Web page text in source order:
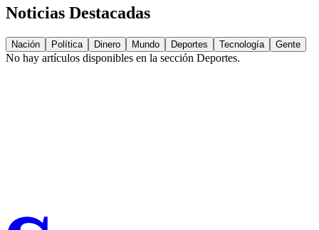
Noticias Destacadas
Nación Política Dinero Mundo Deportes Tecnología Gente
No hay artículos disponibles en la sección Deportes.